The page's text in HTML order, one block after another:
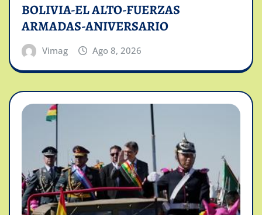
BOLIVIA-EL ALTO-FUERZAS
ARMADAS-ANIVERSARIO
Vimag Ago 8, 2026